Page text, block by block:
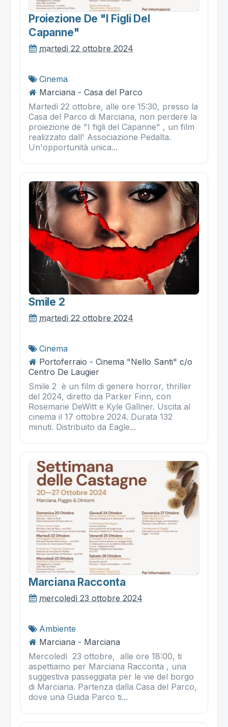
Proiezione De "i Figli Del
Capanne"
martedì 22 ottobre 2024
Cinema
Marciana - Casa del Parco
Martedì 22 ottobre, alle ore 15:30, presso la
Casa del Parco di Marciana, non perdere la
proiezione de "I figli del Capanne" , un film
realizzato dall' Associazione Pedalta.
Un'opportunità unica...
Smile 2
martedì 22 ottobre 2024
Cinema
Portoferraio - Cinema "Nello Santi" c/o
Centro De Laugier
Smile 2 è un film di genere horror, thriller
del 2024, diretto da Parker Finn, con
Rosemarie DeWitt e Kyle Gallner. Uscita al
cinema il 17 ottobre 2024. Durata 132
minuti. Distribuito da Eagle...
Marciana Racconta
mercoledì 23 ottobre 2024
Ambiente
Marciana - Marciana
Mercoledì 23 ottobre, alle ore 18:00, ti
aspettiamo per Marciana Racconta , una
suggestiva passeggiata per le vie del borgo
di Marciana. Partenza dalla Casa del Parco,
dove una Guida Parco ti...